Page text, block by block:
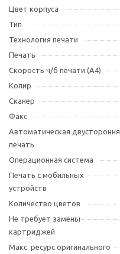
Цвет корпуса
Тип
Технология печати
Печать
Скорость ч/б печати (А4)
Копир
Сканер
Факс
Автоматическая
печать
Операционная система
Печать с мобильных
устройств
Количество цветов
Не требует замены
картриджей
Макс. ресурс оригинального